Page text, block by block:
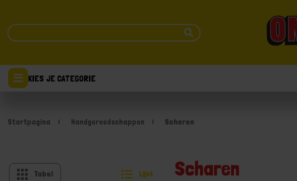
KIES JE CATEGORIE
Startpagina Handgereedschappen Scharen
Tabel Lijst Scharen